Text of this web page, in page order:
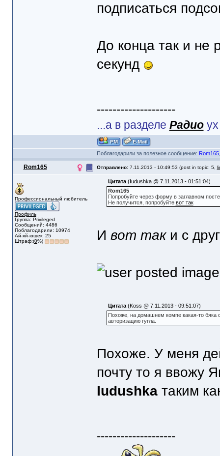
подписаться
До конца так и не
секунд
--------------------
...а в разделе Радиоух
Поблагодарили за полезное сообщение: Rom165
Rom165 Отправлено: 7.11.2013 - 10:49:53 (post in topic: 5,
Профессиональный любитель
Профиль
Группа: Privileged
Сообщений: 4486
Поблагодарили: 10974
Ай-яй-юшек: 25
Штраф:(0%)
Цитата(Iudushka @ 7.11.2013 - 01:51:04)
Rom165
Попробуйте через форму в заглавном
Не получится, попробуйте вот так
И вот таки с
Цитата(Koss @ 7.11.2013 - 09:51:07)
Похоже, на домашнем компе какая-то бяка
авторизацию гугла.
Похоже. У меня
почту то я ввожу
Iudushkaтаким
--------------------